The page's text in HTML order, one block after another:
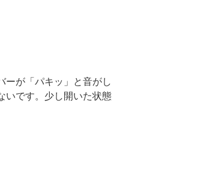
ーが「パキッ」と音がし
いです。少し開いた状態